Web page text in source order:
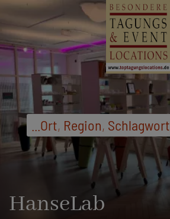
Ort, Region, Schlagwort
HanseLab